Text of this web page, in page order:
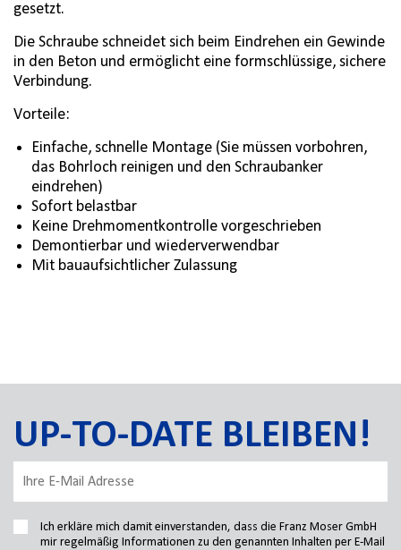
gesetzt.
Die Schraube schneidet sich beim Eindrehen ein Gewinde
in den Beton und ermöglicht eine formschlüssige, sichere
Verbindung.
Vorteile:
Einfache, schnelle Montage (Sie müssen vorbohren,
das Bohrloch reinigen und den Schraubanker
eindrehen)
Sofort belastbar
Keine Drehmomentkontrolle vorgeschrieben
Demontierbar und wiederverwendbar
Mit bauaufsichtlicher Zulassung
UP-TO-DATE BLEIBEN!
Ich erkläre mich damit einverstanden, dass die Franz Moser GmbH
mir regelmäßig Informationen zu den genannten Inhalten per E-Mail